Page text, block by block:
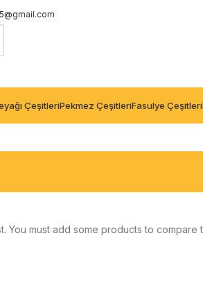
ÇeşitleriPekmez ÇeşitleriFasulye Çeşitleri
You must add some products to